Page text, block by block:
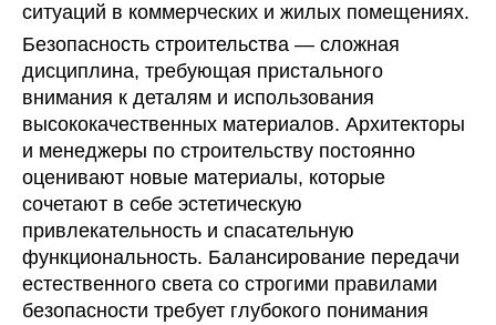
ситуаций в коммерческих и жилых помещениях.
Безопасность строительства — сложная
дисциплина, требующая пристального
внимания к деталям и использования
высококачественных материалов. Архитекторы
и менеджеры по строительству постоянно
оценивают новые материалы, которые
сочетают в себе эстетическую
привлекательность и спасательную
функциональность. Балансирование передачи
естественного света со строгими правилами
безопасности требует глубокого понимания